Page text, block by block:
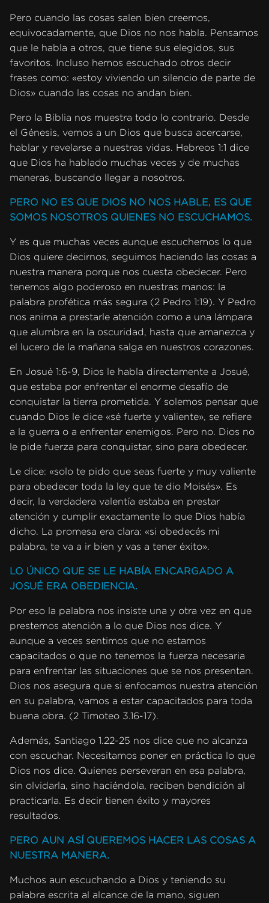
Pero cuando las cosas salen bien creemos,
equivocadamente, que Dios no nos habla. Pensamos
que le habla a otros, que tiene sus elegidos, sus
favoritos. Incluso hemos escuchado otros decir
frases como: «estoy viviendo un silencio de parte de
Dios» cuando las cosas no andan bien.
Pero la Biblia nos muestra todo lo contrario. Desde
el Génesis, vemos a un Dios que busca acercarse,
hablar y revelarse a nuestras vidas. Hebreos 1:1 dice
que Dios ha hablado muchas veces y de muchas
maneras, buscando llegar a nosotros.
PERO NO ES QUE DIOS NO NOS HABLE, ES QUE
SOMOS NOSOTROS QUIENES NO ESCUCHAMOS.
Y es que muchas veces aunque escuchemos lo que
Dios quiere decirnos, seguimos haciendo las cosas a
nuestra manera porque nos cuesta obedecer. Pero
tenemos algo poderoso en nuestras manos: la
palabra profética más segura (2 Pedro 1:19). Y Pedro
nos anima a prestarle atención como a una lámpara
que alumbra en la oscuridad, hasta que amanezca y
el lucero de la mañana salga en nuestros corazones.
En Josué 1:6-9, Dios le habla directamente a Josué,
que estaba por enfrentar el enorme desafío de
conquistar la tierra prometida. Y solemos pensar que
cuando Dios le dice «sé fuerte y valiente», se refiere
a la guerra o a enfrentar enemigos. Pero no. Dios no
le pide fuerza para conquistar, sino para obedecer.
Le dice: «solo te pido que seas fuerte y muy valiente
para obedecer toda la ley que te dio Moisés». Es
decir, la verdadera valentía estaba en prestar
atención y cumplir exactamente lo que Dios había
dicho. La promesa era clara: «si obedecés mi
palabra, te va a ir bien y vas a tener éxito».
LO ÚNICO QUE SE LE HABÍA ENCARGADO A
JOSUÉ ERA OBEDIENCIA.
Por eso la palabra nos insiste una y otra vez en que
prestemos atención a lo que Dios nos dice. Y
aunque a veces sentimos que no estamos
capacitados o que no tenemos la fuerza necesaria
para enfrentar las situaciones que se nos presentan.
Dios nos asegura que si enfocamos nuestra atención
en su palabra, vamos a estar capacitados para toda
buena obra. (2 Timoteo 3.16-17).
Además, Santiago 1.22-25 nos dice que no alcanza
con escuchar. Necesitamos poner en práctica lo que
Dios nos dice. Quienes perseveran en esa palabra,
sin olvidarla, sino haciéndola, reciben bendición al
practicarla. Es decir tienen éxito y mayores
resultados.
PERO AUN ASÍ QUEREMOS HACER LAS COSAS A
NUESTRA MANERA.
Muchos aun escuchando a Dios y teniendo su
palabra escrita al alcance de la mano, siguen